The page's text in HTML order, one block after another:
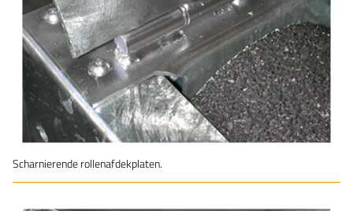
Scharnierende rollenafdekplaten.